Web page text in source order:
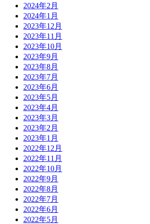
2024年2月
2024年1月
2023年12月
2023年11月
2023年10月
2023年9月
2023年8月
2023年7月
2023年6月
2023年5月
2023年4月
2023年3月
2023年2月
2023年1月
2022年12月
2022年11月
2022年10月
2022年9月
2022年8月
2022年7月
2022年6月
2022年5月